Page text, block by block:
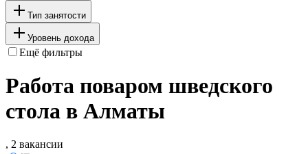
Тип занятости
Уровень дохода
Ещё фильтры
Работа поваром шведского
стола в Алматы
, 2 вакансии